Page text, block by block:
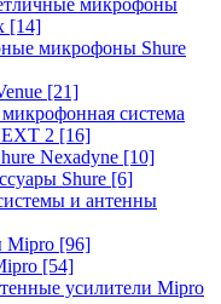
микрофоны
[14]
микрофоны Shure
[21]
система
2 [16]
Nexadyne [10]
Shure [6]
и антенны
Mipro [96]
[54]
усилители Mipro